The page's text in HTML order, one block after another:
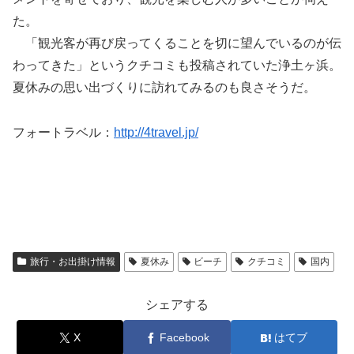
た。
「観光客が再び戻ってくることを切に望んでいるのが伝
わってきた」というクチコミも投稿されていた浄土ヶ浜。
夏休みの思い出づくりに訪れてみるのも良さそうだ。
フォートラベル： http://4travel.jp/
旅行・お出掛け情報 夏休み ビーチ クチコミ 国内
シェアする
X Facebook はてブ